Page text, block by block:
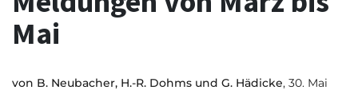
Mai
von B. Neubacher, H.-R. Dohms und G. Hädicke, 30. Mai